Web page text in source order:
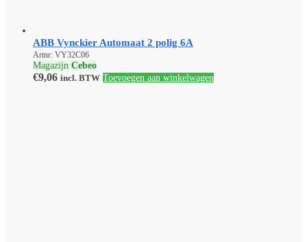
ABB Vynckier Automaat 2 polig 6A
Artnr: VY32C06
Magazijn Cebeo
€9,06 incl. BTW Toevoegen aan winkelwagen